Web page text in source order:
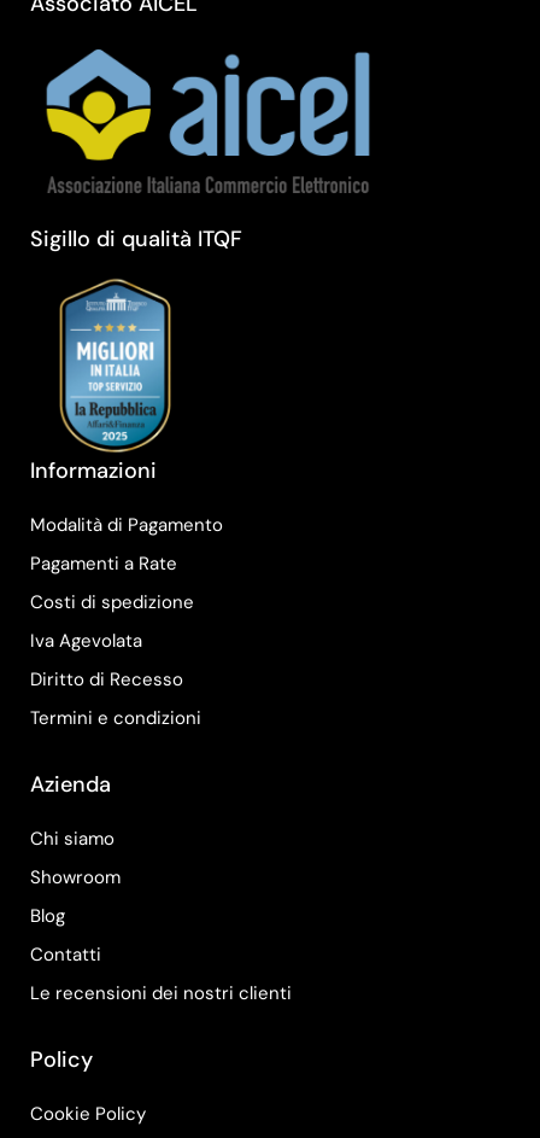
Sigillo di qualità ITQF
Informazioni
Modalità di Pagamento
Pagamenti a Rate
Costi di spedizione
Iva Agevolata
Diritto di Recesso
Termini e condizioni
Azienda
Chi siamo
Showroom
Blog
Contatti
Le recensioni dei nostri clienti
Policy
Cookie Policy